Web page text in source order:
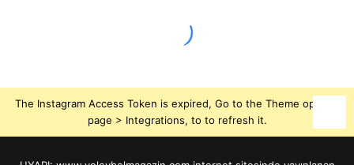
The Instagram Access Token is expired, Go to the Theme options
page > Integrations, to to refresh it.